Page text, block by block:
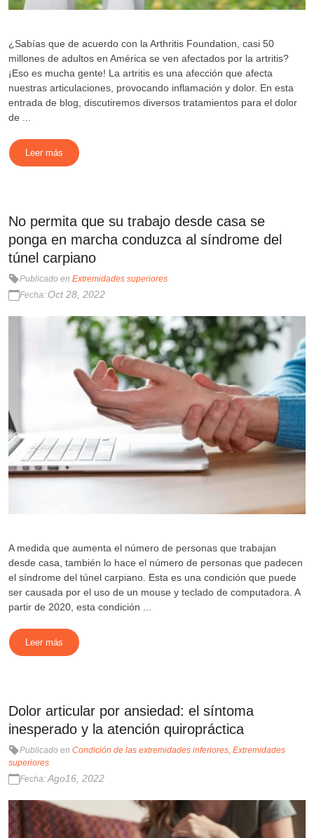
¿Sabías que de acuerdo con la Arthritis Foundation, casi 50
millones de adultos en América se ven afectados por la artritis?
¡Eso es mucha gente! La artritis es una afección que afecta
nuestras articulaciones, provocando inflamación y dolor. En esta
entrada de blog, discutiremos diversos tratamientos para el dolor
de ...
Leer más
No permita que su trabajo desde casa se
ponga en marcha conduzca al síndrome del
túnel carpiano
Publicado en Extremidades superiores
Fecha: Oct 28, 2022
A medida que aumenta el número de personas que trabajan
desde casa, también lo hace el número de personas que padecen
el síndrome del túnel carpiano. Esta es una condición que puede
ser causada por el uso de un mouse y teclado de computadora. A
partir de 2020, esta condición ...
Leer más
Dolor articular por ansiedad: el síntoma
inesperado y la atención quiropráctica
Publicado en Condición de las extremidades inferiores Extremidades
superiores
Fecha: Ago16, 2022